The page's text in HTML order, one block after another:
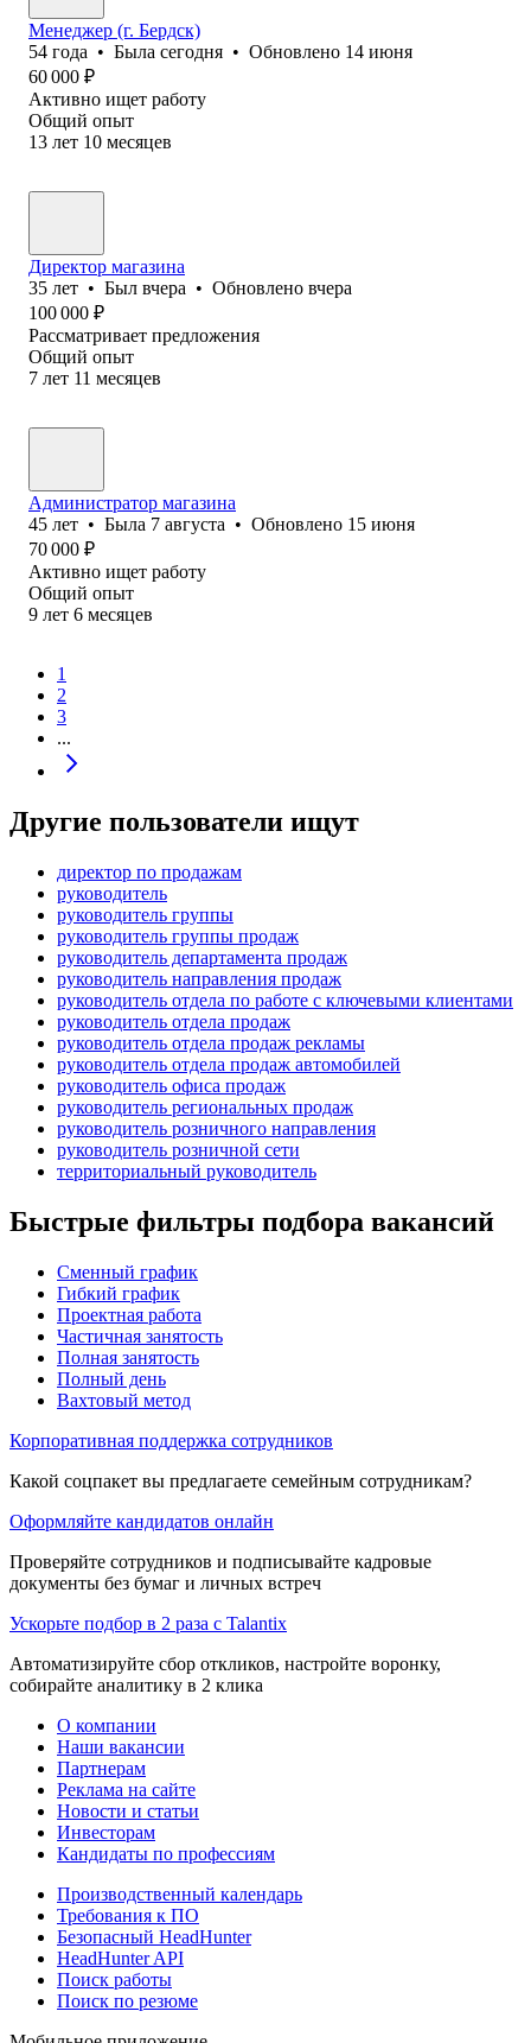
Менеджер (г. Бердск)
54 года • Была сегодня • Обновлено 14 июня
60 000 ₽
Активно ищет работу
Общий опыт
13 лет 10 месяцев
Директор магазина
35 лет • Был вчера • Обновлено вчера
100 000 ₽
Рассматривает предложения
Общий опыт
7 лет 11 месяцев
Администратор магазина
45 лет • Была 7 августа • Обновлено 15 июня
70 000 ₽
Активно ищет работу
Общий опыт
9 лет 6 месяцев
1
2
3
...
Другие пользователи ищут
директор по продажам
руководитель
руководитель группы
руководитель группы продаж
руководитель департамента продаж
руководитель направления продаж
руководитель отдела по работе с ключевыми клиентами
руководитель отдела продаж
руководитель отдела продаж рекламы
руководитель отдела продаж автомобилей
руководитель офиса продаж
руководитель региональных продаж
руководитель розничного направления
руководитель розничной сети
территориальный руководитель
Быстрые фильтры подбора вакансий
Сменный график
Гибкий график
Проектная работа
Частичная занятость
Полная занятость
Полный день
Вахтовый метод
Корпоративная поддержка сотрудников
Какой соцпакет вы предлагаете семейным сотрудникам?
Оформляйте кандидатов онлайн
Проверяйте сотрудников и подписывайте кадровые
документы без бумаг и личных встреч
Ускорьте подбор в 2 раза с Talantix
Автоматизируйте сбор откликов, настройте воронку,
собирайте аналитику в 2 клика
О компании
Наши вакансии
Партнерам
Реклама на сайте
Новости и статьи
Инвесторам
Кандидаты по профессиям
Производственный календарь
Требования к ПО
Безопасный HeadHunter
HeadHunter API
Поиск работы
Поиск по резюме